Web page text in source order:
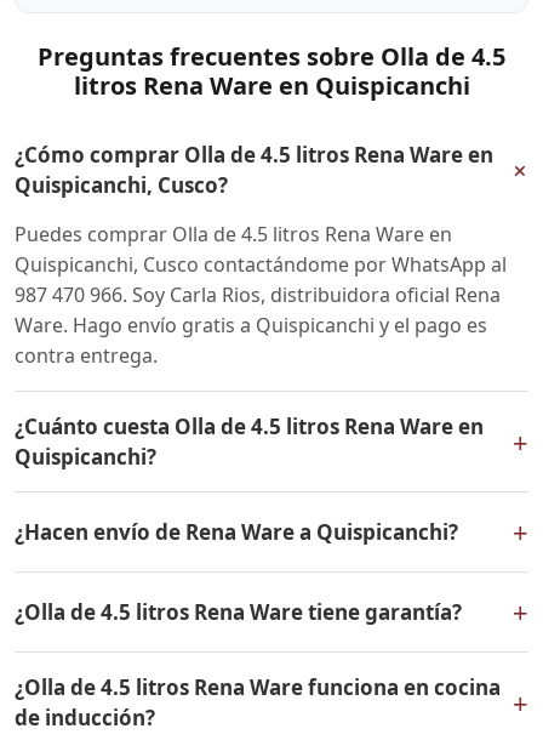
Preguntas frecuentes sobre Olla de 4.5
litros Rena Ware en Quispicanchi
¿Cómo comprar Olla de 4.5 litros Rena Ware en
Quispicanchi, Cusco?
+
Puedes comprar Olla de 4.5 litros Rena Ware en
Quispicanchi, Cusco contactándome por WhatsApp al
987 470 966. Soy Carla Rios, distribuidora oficial Rena
Ware. Hago envío gratis a Quispicanchi y el pago es
contra entrega.
¿Cuánto cuesta Olla de 4.5 litros Rena Ware en
Quispicanchi?
+
todo el Perú. Contáctame por WhatsApp para conocer
el precio actual, promociones disponibles y facilidades
de pago en cuotas desde el 10% de inicial.
¿Hacen envío de Rena Ware a Quispicanchi? +
a Quispicanchi, Cusco y a todo el Perú. El pago es
contra entrega.
¿Olla de 4.5 litros Rena Ware tiene garantía? +
vida contra defectos de fabricación. Todos los
productos Rena Ware están fabricados en acero
¿Olla de 4.5 litros Rena Ware funciona en cocina
de inducción?
+